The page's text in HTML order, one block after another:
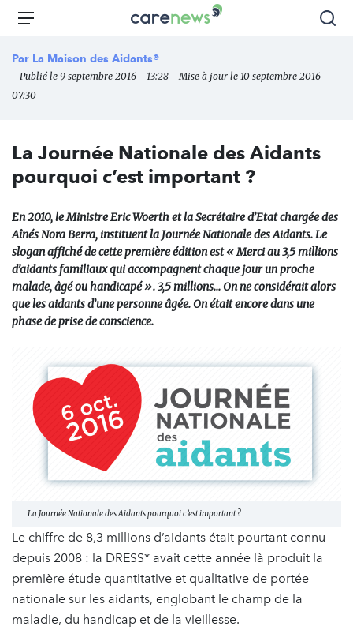
Aller
principal
Carenews,
média
des
Menu
Par La Maison des Aidants®
- Publié le 9 septembre 2016 - 13:28 - Mise à jour le 10 septembre 2016 -
07:30
La Journée Nationale des Aidants
pourquoi c’est important ?
En 2010, le Ministre Eric Woerth et la Secrétaire d’Etat chargée des
Aînés Nora Berra, instituent la Journée Nationale des Aidants. Le
slogan affiché de cette première édition est « Merci au 3,5 millions
d’aidants familiaux qui accompagnent chaque jour un proche
malade, âgé ou handicapé ». 3,5 millions… On ne considérait alors
que les aidants d’une personne âgée. On était encore dans une
phase de prise de conscience.
La Journée Nationale des Aidants pourquoi c’est important ?
Le chiffre de 8,3 millions d’aidants était pourtant connu
depuis 2008 : la DRESS* avait cette année là produit la
première étude quantitative et qualitative de portée
nationale sur les aidants, englobant le champ de la
maladie, du handicap et de la vieillesse.